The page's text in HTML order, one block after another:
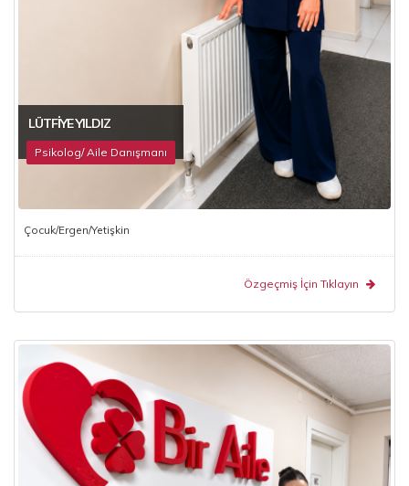
LÜTFIYE YILDIZ
Psikolog/ Aile Danışmanı
Çocuk/Ergen/Yetişkin
Özgeçmiş İçin Tıklayın